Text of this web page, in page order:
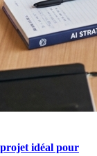
idéal pour